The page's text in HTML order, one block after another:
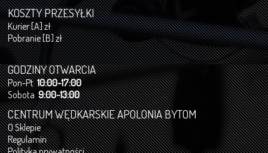
KOSZTY PRZESYŁKI
Kurier [A] zł
Pobranie [B] zł
GODZINY OTWARCIA
Pon-Pt10:00-17:00
Sobota9:00-13:00
CENTRUM WĘDKARSKIE APOLONIA BYTOM
O Sklepie
Regulamin